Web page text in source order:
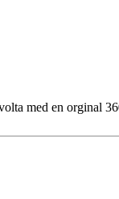
med en orginal